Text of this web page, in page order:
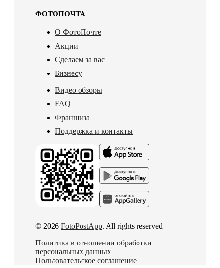
ФОТОПОЧТА
О ФотоПочте
Акции
Сделаем за вас
Бизнесу
Видео обзоры
FAQ
Франшиза
Поддержка и контакты
© 2026 FotoPostApp. All rights reserved
Политика в отношении обработки
персональных данных
Пользовательское соглашение